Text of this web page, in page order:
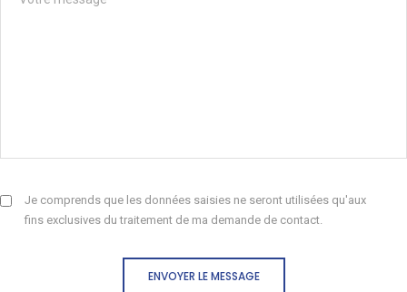
Je comprends que les données saisies ne seront utilisées qu'aux
fins exclusives du traitement de ma demande de contact.
ENVOYER LE MESSAGE